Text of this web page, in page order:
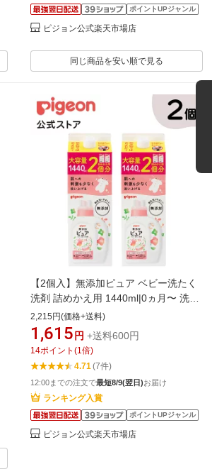
ポイントUPジャンル
ピジョン公式楽天市場店
同じ商品を安い順で見る
【2個入】無添加ピュア ベビー洗たく
洗剤 詰めかえ用 1440ml|0ヵ月〜 洗剤
洗濯洗剤 衣類洗剤 衣類用洗剤 衣類 衣
類用 洗濯 洗濯用 洗濯用品 洗濯用洗剤
赤ちゃん 赤ちゃん用 赤ちゃん用品 ベ
ビー用 ベビー用品 ベビーグッズ 子供
こども キッズ 子供用 赤ちゃんグッズ
2,215円(価格+送料)
1,615 円 +送料600円
14ポイント (1倍)
4.71(7件)
12:00までの注文で最短8/9(翌日)お届け
ランキング入賞
ポイントUPジャンル
ピジョン公式楽天市場店